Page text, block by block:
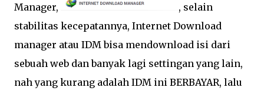
Manager,
, selain
stabilitas kecepatannya, Internet Download
manager atau IDM bisa mendownload isi dari
sebuah web dan banyak lagi settingan yang lain,
nah yang kurang adalah IDM ini BERBAYAR, lalu